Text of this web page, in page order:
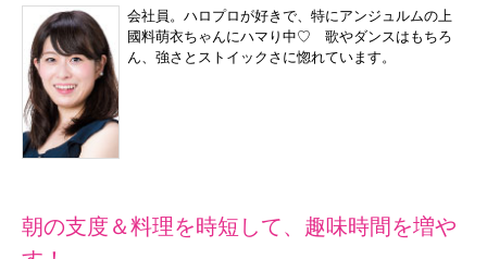
会社員。ハロプロが好きで、特にアンジュルムの上
國料萌衣ちゃんにハマり中♡ 歌やダンスはもちろ
ん、強さとストイックさに惚れています。
朝の支度＆料理を時短して、趣味時間を増や